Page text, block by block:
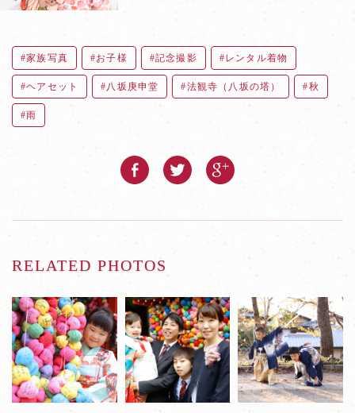
家族写真 お子様 記念撮影 レンタル着物
ヘアセット 八坂庚申堂 法観寺（八坂の塔） 秋
雨
RELATED PHOTOS